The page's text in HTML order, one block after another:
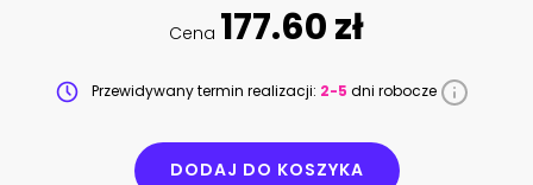
Cena 177.60 zł
Przewidywany termin realizacji: 2-5 dni robocze
DODAJ DO KOSZYKA